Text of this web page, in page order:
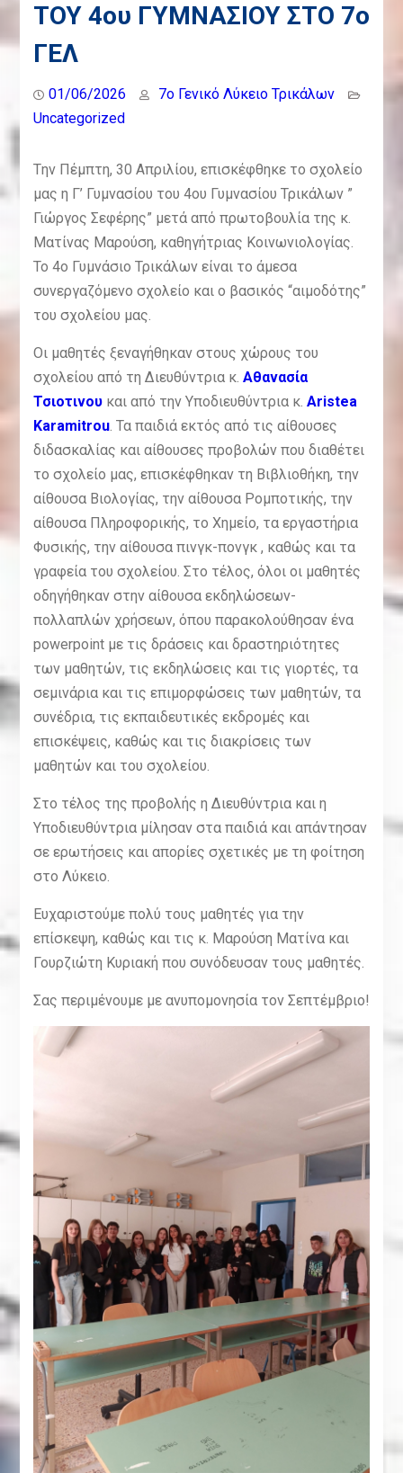
ΓΥΜΝΑΣΙΟΥ ΣΤΟ 7ο ΓΕΛ
ΤΟΥ 4ου ΓΥΜΝΑΣΙΟΥ ΣΤΟ 7ο
ΓΕΛ
01/06/2026
7o Γενικό Λύκειο Τρικάλων
Uncategorized
Tην Πέμπτη, 30 Απριλίου, επισκέφθηκε το σχολείο
μας η Γ’ Γυμνασίου του 4ου Γυμνασίου Τρικάλων ”
Γιώργος Σεφέρης” μετά από πρωτοβουλία της κ.
Ματίνας Μαρούση, καθηγήτριας Κοινωνιολογίας.
Το 4ο Γυμνάσιο Τρικάλων είναι το άμεσα
συνεργαζόμενο σχολείο και ο βασικός “αιμοδότης”
του σχολείου μας.
Οι μαθητές ξεναγήθηκαν στους χώρους του
σχολείου από τη Διευθύντρια κ. Αθανασία
Τσιοτινουκαι από την Υποδιευθύντρια κ. Aristea
Karamitrou. Τα παιδιά εκτός από τις αίθουσες
διδασκαλίας και αίθουσες προβολών που διαθέτει
το σχολείο μας, επισκέφθηκαν τη Βιβλιοθήκη, την
αίθουσα Βιολογίας, την αίθουσα Ρομποτικής, την
αίθουσα Πληροφορικής, το Χημείο, τα εργαστήρια
Φυσικής, την αίθουσα πινγκ-πονγκ , καθώς και τα
γραφεία του σχολείου. Στο τέλος, όλοι οι μαθητές
οδηγήθηκαν στην αίθουσα εκδηλώσεων-
πολλαπλών χρήσεων, όπου παρακολούθησαν ένα
powerpoint με τις δράσεις και δραστηριότητες
των μαθητών, τις εκδηλώσεις και τις γιορτές, τα
σεμινάρια και τις επιμορφώσεις των μαθητών, τα
συνέδρια, τις εκπαιδευτικές εκδρομές και
επισκέψεις, καθώς και τις διακρίσεις των
μαθητών και του σχολείου.
Στο τέλος της προβολής η Διευθύντρια και η
Υποδιευθύντρια μίλησαν στα παιδιά και απάντησαν
σε ερωτήσεις και απορίες σχετικές με τη φοίτηση
στο Λύκειο.
Ευχαριστούμε πολύ τους μαθητές για την
επίσκεψη, καθώς και τις κ. Μαρούση Ματίνα και
Γουρζιώτη Κυριακή που συνόδευσαν τους μαθητές.
Σας περιμένουμε με ανυπομονησία τον Σεπτέμβριο!